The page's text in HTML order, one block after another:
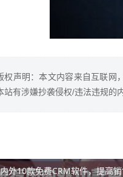
权声明：本文内容来自互联网
站有涉嫌抄袭侵权/违法违规的
外10款免费CRM软件，提高